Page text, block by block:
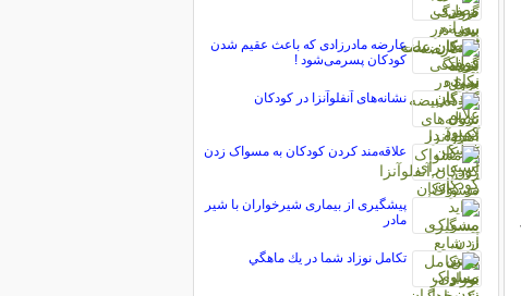
عارضه مادرزادی که باعث عقیم شدن
کودکان پسرمی‌شود !
نشانه‌های آنفلوآنزا در کودکان
علاقه‌مند کردن کودکان به مسواک زدن
پیشگیری از بیماری شیرخواران با شیر
مادر
تكامل نوزاد شما در يك ماهگي